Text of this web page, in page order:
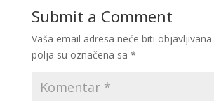
Submit a Comment
Vaša email adresa neće biti objavljivana.
polja su označena sa *